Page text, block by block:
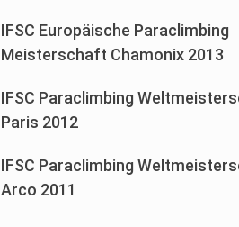
IFSC Europäische Paraclimbing
Meisterschaft Chamonix 2013
IFSC Paraclimbing
Paris 2012
IFSC Paraclimbing
Arco 2011